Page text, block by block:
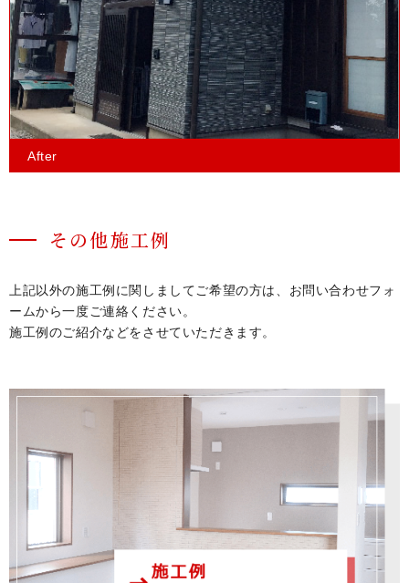
After
その他施工例
上記以外の施工例に関しましてご希望の方は、お問い合わせフォ
ームから一度ご連絡ください。
施工例のご紹介などをさせていただきます。